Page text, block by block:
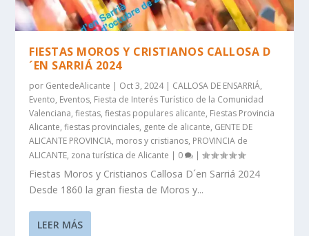
FIESTAS MOROS Y CRISTIANOS CALLOSA D
´EN SARRIÁ 2024
por GentedeAlicante | Oct 3, 2024| CALLOSA DE ENSARRIÁ,
Evento, Eventos, Fiesta de Interés Turístico de la Comunidad
Valenciana,fiestas,fiestas populares alicante, Fiestas Provincia
Alicante,fiestas provinciales, gente de alicante, GENTE DE
ALICANTE PROVINCIA, moros y cristianos, PROVINCIA de
ALICANTE, zona turística de Alicante | 0 |
Fiestas Moros y Cristianos Callosa D´en Sarriá 2024
Desde 1860 la gran fiesta de Moros y...
LEER MÁS